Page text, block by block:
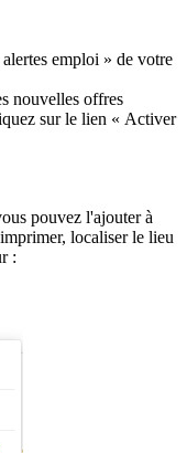
emploi » de votre
nouvelles offres
sur le lien « Activer
pouvez l'ajouter à
localiser le lieu
: